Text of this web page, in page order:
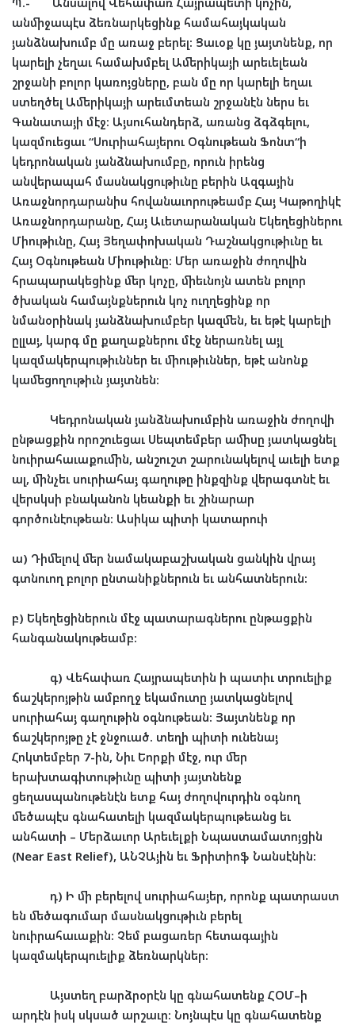
անմիջապէս ձեռնարկեցինք համահայկական
յանձնախումբ մը առաջ բերել: Ցաւօք կը յայտնենք, որ
կարելի չեղաւ համախմբել Ամերիկայի արեւելեան
շրջանի բոլոր կառոյցները, բան մը որ կարելի եղաւ
ստեղծել Ամերիկայի արեւմտեան շրջանէն ներս եւ
Գանատայի մէջ: Այսուհանդերձ, առանց ձգձգելու,
կազմուեցաւ “Սուրիահայերու Օգնութեան Ֆոնտ“ի
կեդրոնական յանձնախումբը, որուն իրենց
անվերապահ մասնակցութիւնը բերին Ազգային
Առաջնորդարանիս հովանաւորութեամբ Հայ Կաթողիկէ
Առաջնորդարանը, Հայ Աւետարանական Եկեղեցիներու
Միութիւնը, Հայ Յեղափոխական Դաշնակցութիւնը եւ
Հայ Օգնութեան Միութիւնը: Մեր առաջին ժողովին
հրապարակեցինք մեր կոչը, միեւնոյն ատեն բոլոր
ծխական համայնքներուն կոչ ուղղեցինք որ
նմանօրինակ յանձնախումբեր կազմեն, եւ եթէ կարելի
ըլլայ, կարգ մը քաղաքներու մէջ ներառնել այլ
կազմակերպութիւններ եւ միութիւններ, եթէ անոնք
կամեցողութիւն յայտնեն:
Կեդրոնական յանձնախումբին առաջին ժողովի
ընթացքին որոշուեցաւ Սեպտեմբեր ամիսը յատկացնել
նուիրահաւաքումին, անշուշտ շարունակելով աւելի ետք
ալ, մինչեւ սուրիահայ գաղութը ինքզինք վերագտնէ եւ
վերսկսի բնականոն կեանքի եւ շինարար
գործունէութեան: Ասիկա պիտի կատարուի
ա) Դիմելով մեր նամակաբաշխական ցանկին վրայ
գտնուող բոլոր ընտանիքներուն եւ անհատներուն:
բ) Եկեղեցիներուն մէջ պատարագներու ընթացքին
հանգանակութեամբ:
գ) Վեհափառ Հայրապետին ի պատիւ տրուելիք
ճաշկերոյթին ամբողջ եկամուտը յատկացնելով
սուրիահայ գաղութին օգնութեան: Յայտնենք որ
ճաշկերոյթը չէ ջնջուած. տեղի պիտի ունենայ
Հոկտեմբեր 7-ին, Նիւ Եորքի մէջ, ուր մեր
երախտագիտութիւնը պիտի յայտնենք
ցեղասպանութենէն ետք հայ ժողովուրդին օգնող
մեծապէս գնահատելի կազմակերպութեանց եւ
անհատի – Մերձաւոր Արեւելքի Նպաստամատոյցին
(Near East Relief), ԱՆՉԱյին եւ Ֆրիտիոֆ Նանսէնին:
դ) Ի մի բերելով սուրիահայեր, որոնք պատրաստ
են մեծագումար մասնակցութիւն բերել
նուիրահաւաքին: Չեմ բացառեր հետագային
կազմակերպուելիք ձեռնարկներ:
Այստեղ բարձրօրէն կը գնահատենք ՀՕՄ–ի
արդէն իսկ սկսած արշաւը: Նոյնպէս կը գնահատենք